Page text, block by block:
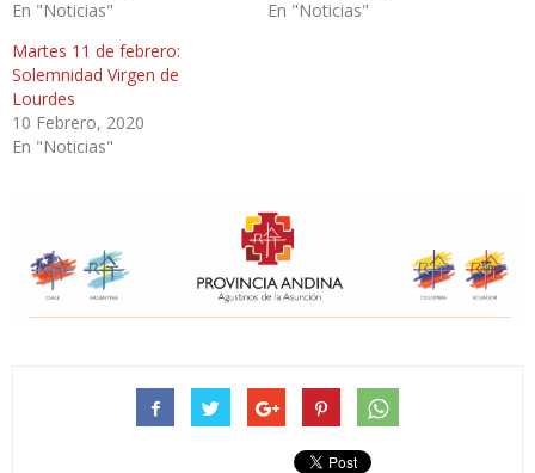
En "Noticias"
En "Noticias"
Martes 11 de febrero:
Solemnidad Virgen de
Lourdes
10 Febrero, 2020
En "Noticias"